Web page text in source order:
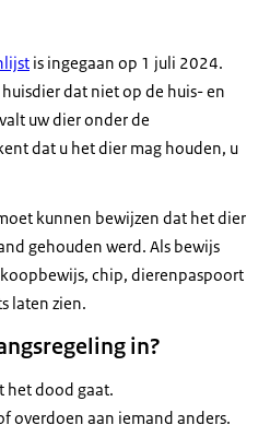
is ingegaan op 1 juli 2024.
dat niet op de huis- en
uw dier onder de
dat u het dier mag houden, u
kunnen bewijzen dat het dier
gehouden werd. Als bewijs
chip, dierenpaspoort
laten zien.
in?
het dood gaat.
overdoen aan iemand anders.